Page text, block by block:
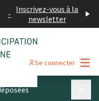
- Inscrivez-vous à la
newsletter
Se connecter